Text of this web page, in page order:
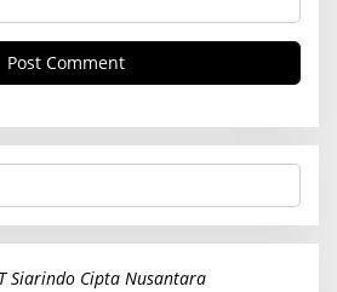
Siarindo Cipta Nusantara